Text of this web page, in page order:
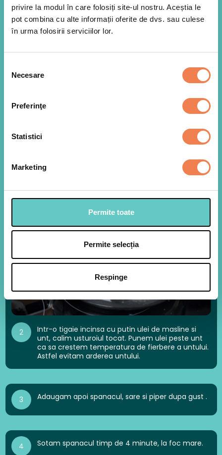
privire la modul în care folosiți site-ul nostru. Aceștia le
pot combina cu alte informații oferite de dvs. sau culese
în urma folosirii serviciilor lor.
consimțământului
Necesare
Preferinţe
Statistici
Marketing
Permite toate
Permite selecția
Respinge
1
Punem o oala cu apa pe foc si dam apa in clocot.
Asezam spanacul frunze Edenia intr-o sita,
nu intre in apa. Il lasam cateva minute la aburul
fierbinte, pana cand se separa frunzele.
2
Intr-o tigaie incinsa cu putin ulei de masline si
unt, calim usturoiul tocat. Punem ulei peste unt
ca sa crestem temperatura de fierbere a untului.
Astfel evitam arderea untului.
3 Adaugam apoi spanacul, sare si piper dupa gust .
4 Sotam spanacul timp de 4 minute, la foc mare.